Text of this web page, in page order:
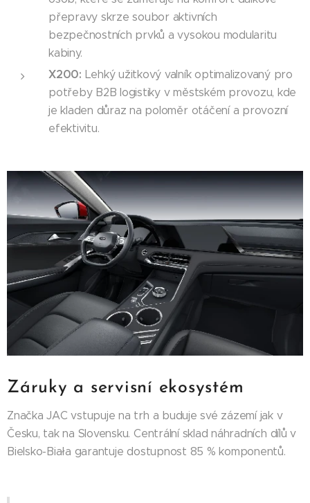
přepravy skrze soubor aktivních
bezpečnostních prvků a vysokou modularitu
kabiny.
X200: Lehký užitkový valník optimalizovaný pro
potřeby B2B logistiky v městském provozu, kde
je kladen důraz na poloměr otáčení a provozní
efektivitu.
Záruky a servisní ekosystém
Značka JAC vstupuje na trh a buduje své zázemí jak v
Česku, tak na Slovensku. Centrální sklad náhradních dílů v
Bielsko-Biała garantuje dostupnost 85 % komponentů.